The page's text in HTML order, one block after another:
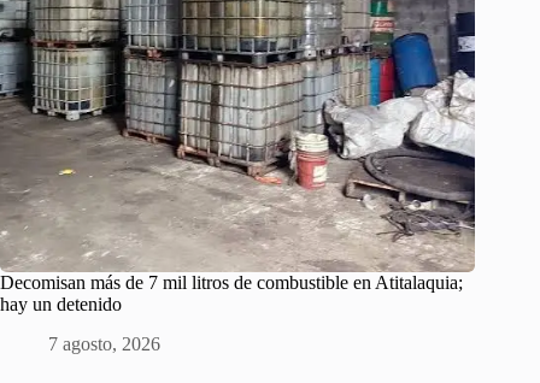
Decomisan más de 7 mil litros de combustible en Atitalaquia;
hay un detenido
7 agosto, 2026